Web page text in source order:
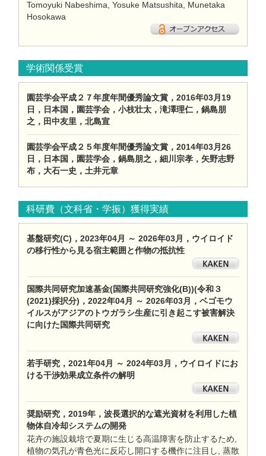
Tomoyuki Nabeshima, Yosuke Matsushita, Munetaka
Hosokawa
学術関係受賞
園芸学会平成２７年度年間優秀論文賞，2016年03月19
日，日本国，園芸学会，小枝壮太，滝澤理仁，鍋島朋
之，田中友里，北島宣
園芸学会平成２５年度年間優秀論文賞，2014年03月26
日，日本国，園芸学会，鍋島朋之，細川宗孝，矢野志野
布，大石一史，土井元章
科研費（文科省・学振）獲得実績
基盤研究(C)，2023年04月 ～ 2026年03月，ウイロイド
の移行性から見る宿主範囲と作物の抵抗性
国際共同研究加速基金(国際共同研究強化(B))(令和３
(2021)採択分)，2022年04月 ～ 2026年03月，ベゴモウ
イルスがアジアのトウガラシ生産に引き起こす被害解決
に向けた国際共同研究
若手研究，2021年04月 ～ 2024年03月，ウイロイドにお
ける干渉効果成立条件の解明
奨励研究，2019年，波長選択的な遮光資材を利用した植
物体自冷却システムの開発
花卉の施設栽培で夏期に生じる高温障害を防止するため,
植物の気孔が青色光に反応し開口する機作に注目し, 蒸散